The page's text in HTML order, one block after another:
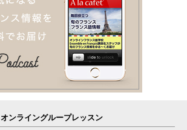
オンライングループレッスン